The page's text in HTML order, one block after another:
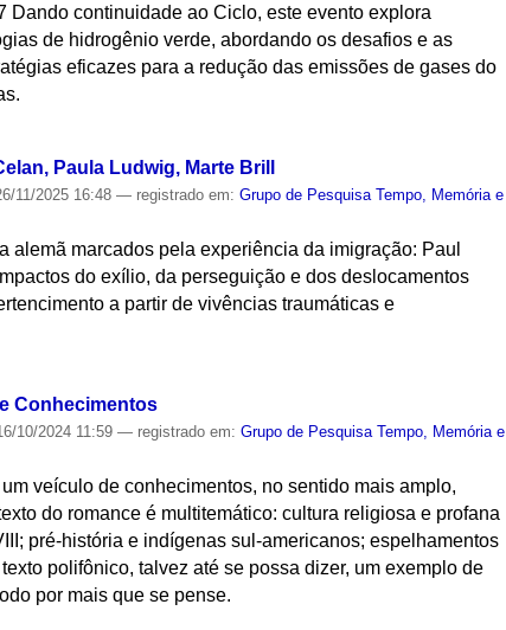
continuidade ao Ciclo, este evento explora
de hidrogênio verde, abordando os desafios e as
eficazes para a redução das emissões de gases do
Paula Ludwig, Marte Brill
11/2025 16:48— registrado em:Grupo de Pesquisa Tempo, Memória e
marcados pela experiência da imigração: Paul
do exílio, da perseguição e dos deslocamentos
a partir de vivências traumáticas e
Conhecimentos
10/2024 11:59— registrado em:Grupo de Pesquisa Tempo, Memória e
veículo de conhecimentos, no sentido mais amplo,
do romance é multitemático: cultura religiosa e profana
pré-história e indígenas sul-americanos; espelhamentos
polifônico, talvez até se possa dizer, um exemplo de
por mais que se pense.